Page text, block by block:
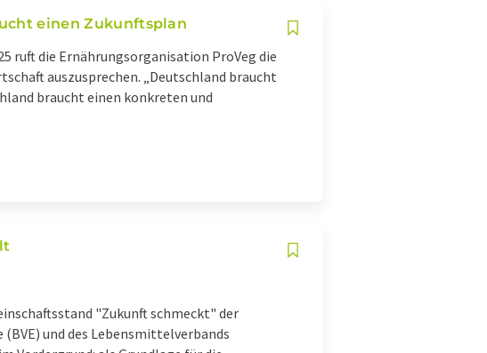
einen Zukunftsplan
ruft die Ernährungsorganisation ProVeg die
auszusprechen. „Deutschland braucht
braucht einen konkreten und
"Zukunft schmeckt" der
und des Lebensmittelverbands